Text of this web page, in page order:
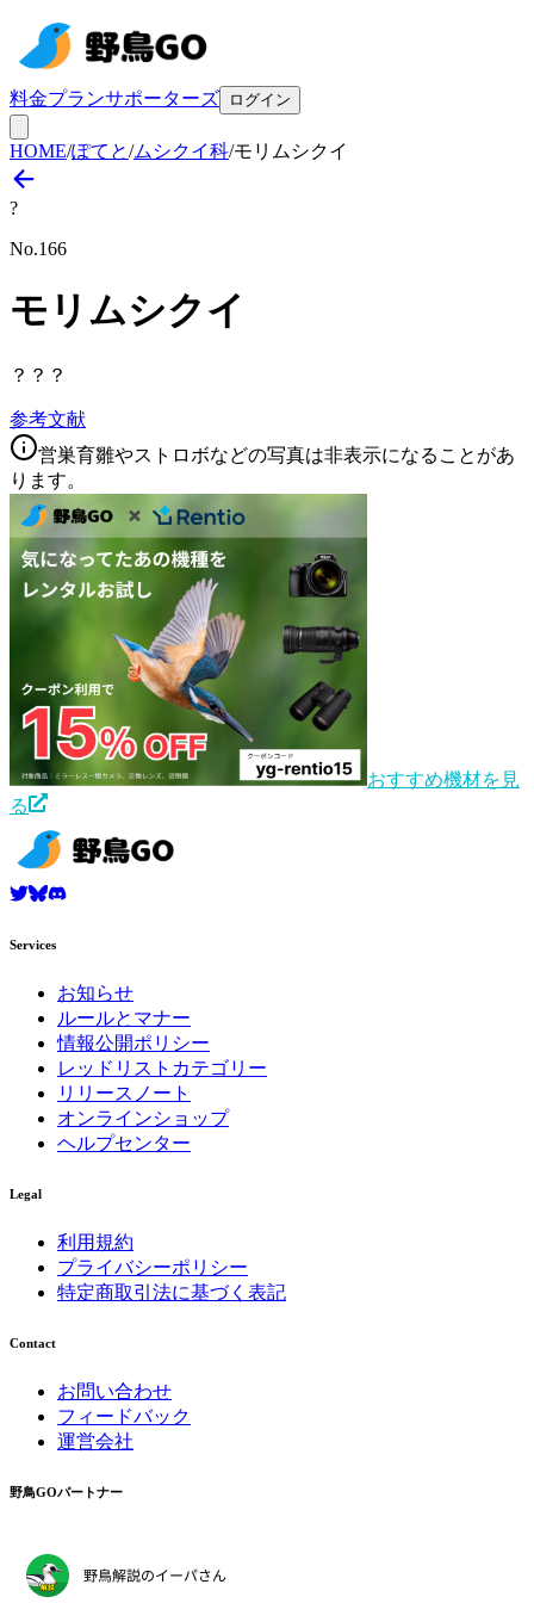
料金プランサポーターズ ログイン
HOME/ぽてと/ムシクイ科/モリムシクイ
?
No.166
モリムシクイ
？？？
参考文献
営巣育雛やストロボなどの写真は非表示になることがあ
ります。
おすすめ機材を見
る
Services
お知らせ
ルールとマナー
情報公開ポリシー
レッドリストカテゴリー
リリースノート
オンラインショップ
ヘルプセンター
Legal
利用規約
プライバシーポリシー
特定商取引法に基づく表記
Contact
お問い合わせ
フィードバック
運営会社
野鳥GOパートナー